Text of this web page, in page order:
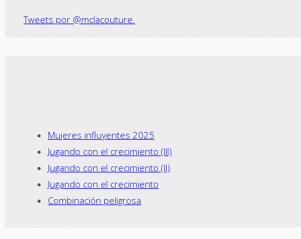
Tweets por @mclacouture.
Mujeres influyentes 2025
Jugando con el crecimiento (III)
Jugando con el crecimiento (II)
Jugando con el crecimiento
Combinación peligrosa